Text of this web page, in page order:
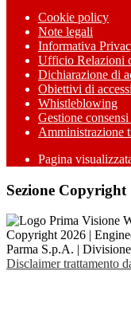
Cookie policy
Note legali
Informativa
Ufficio Relazioni
Dichiarazione di
Obiettivi di
Whistleblowing
Gestione
Amministrazione
Pagina
Sezione Copyright
Copyright 2026 |
Parma S.p.A. |
Disclaimer trattamento